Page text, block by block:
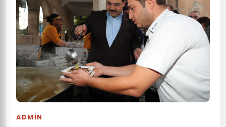
ADMIN